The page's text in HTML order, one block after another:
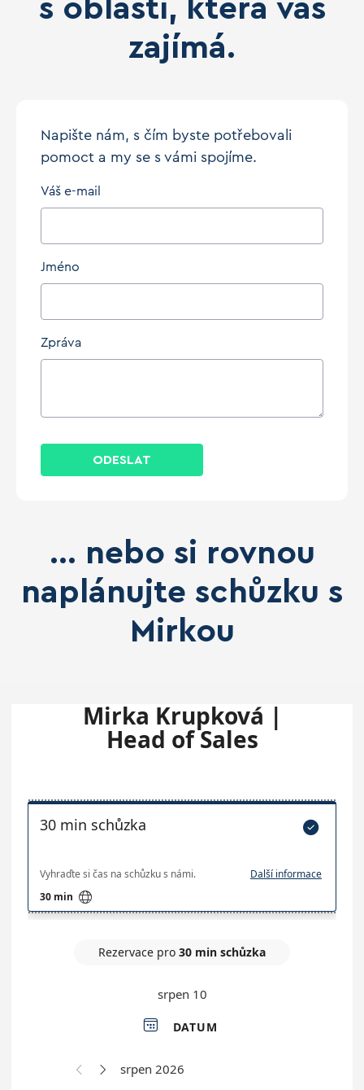
s oblastí, která vás
zajímá.
Napište nám, s čím byste potřebovali
pomoct a my se s vámi spojíme.
Váš e-mail
Jméno
Zpráva
ODESLAT
... nebo si rovnou
naplánujte schůzku s
Mirkou